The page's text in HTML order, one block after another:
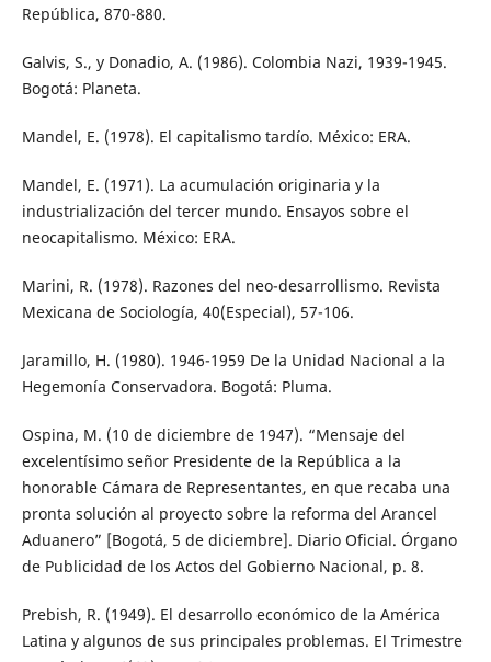
República, 870-880.
Galvis, S., y Donadio, A. (1986). Colombia Nazi, 1939-1945.
Bogotá: Planeta.
Mandel, E. (1978). El capitalismo tardío. México: ERA.
Mandel, E. (1971). La acumulación originaria y la
industrialización del tercer mundo. Ensayos sobre el
neocapitalismo. México: ERA.
Marini, R. (1978). Razones del neo-desarrollismo. Revista
Mexicana de Sociología, 40(Especial), 57-106.
Jaramillo, H. (1980). 1946-1959 De la Unidad Nacional a la
Hegemonía Conservadora. Bogotá: Pluma.
Ospina, M. (10 de diciembre de 1947). “Mensaje del
excelentísimo señor Presidente de la República a la
honorable Cámara de Representantes, en que recaba una
pronta solución al proyecto sobre la reforma del Arancel
Aduanero” [Bogotá, 5 de diciembre]. Diario Oficial. Órgano
de Publicidad de los Actos del Gobierno Nacional, p. 8.
Prebish, R. (1949). El desarrollo económico de la América
Latina y algunos de sus principales problemas. El Trimestre